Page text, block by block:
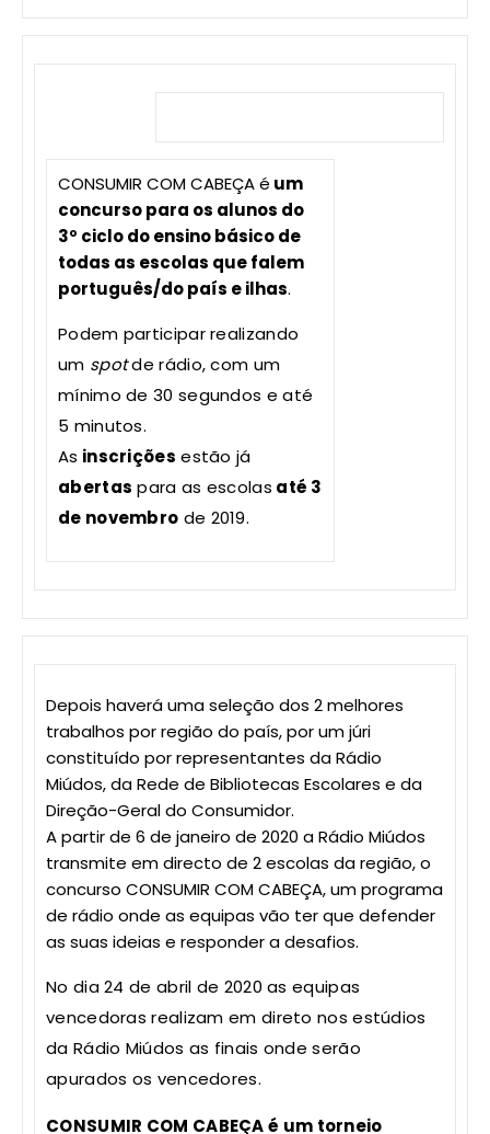
CONSUMIR COM CABEÇA é um
concurso para os alunos do
3º ciclo do ensino básico de
todas as escolas que falem
português/do país e ilhas.
Podem participar realizando
um spotde rádio, com um
mínimo de 30 segundos e até
5 minutos.
As inscrições estão já
abertas para as escolas até 3
de novembro de 2019.
Depois haverá uma seleção dos 2 melhores
trabalhos por região do país, por um júri
constituído por representantes da Rádio
Miúdos, da Rede de Bibliotecas Escolares e da
Direção-Geral do Consumidor.
A partir de 6 de janeiro de 2020 a Rádio Miúdos
transmite em directo de 2 escolas da região, o
concurso CONSUMIR COM CABEÇA, um programa
de rádio onde as equipas vão ter que defender
as suas ideias e responder a desafios.
No dia 24 de abril de 2020 as equipas
vencedoras realizam em direto nos estúdios
da Rádio Miúdos as finais onde serão
apurados os vencedores.
CONSUMIR COM CABEÇA é um torneio